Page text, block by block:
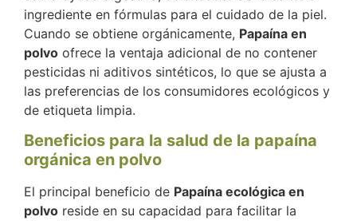
ingrediente en fórmulas para el cuidado de la piel.
Cuando se obtiene orgánicamente, Papaína en
polvo ofrece la ventaja adicional de no contener
pesticidas ni aditivos sintéticos, lo que se ajusta a
las preferencias de los consumidores ecológicos y
de etiqueta limpia.
Beneficios para la salud de la papaína
orgánica en polvo
El principal beneficio de Papaína ecológica en
polvo reside en su capacidad para facilitar la